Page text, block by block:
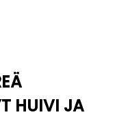
HUIVI JA